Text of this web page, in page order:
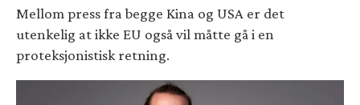
Mellom press fra begge Kina og USA er det
utenkelig at ikke EU også vil måtte gå i en
proteksjonistisk retning.